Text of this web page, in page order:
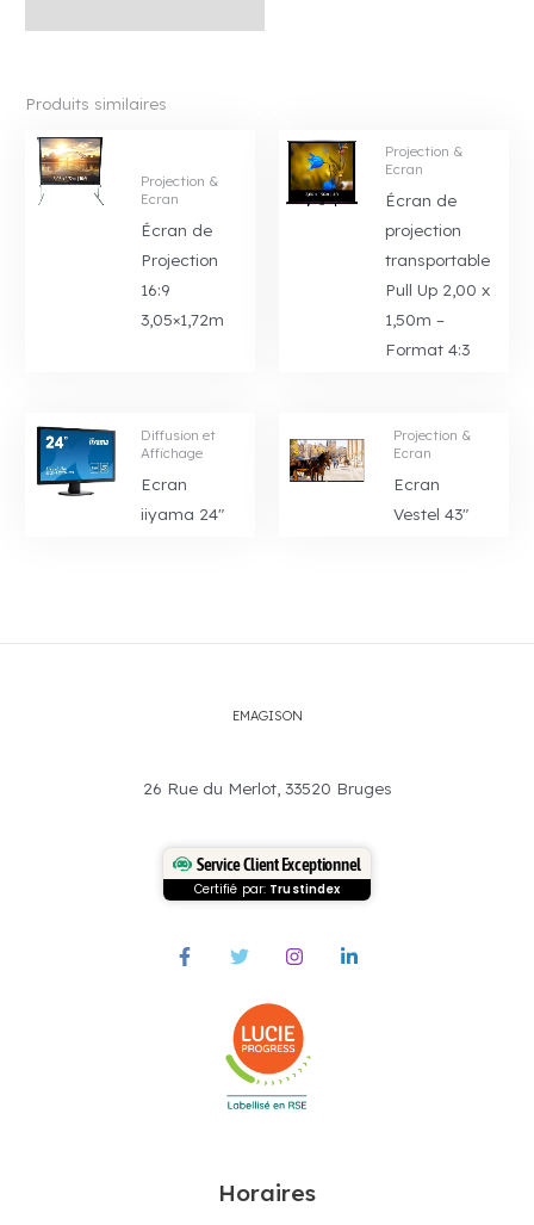
Produits similaires
Projection &
Ecran
Écran de
Projection
16:9
3,05×1,72m
Projection &
Ecran
Écran de
projection
transportable
Pull Up 2,00 x
1,50m –
Format 4:3
Diffusion et
Affichage
Ecran
iiyama 24″
Projection &
Ecran
Ecran
Vestel 43″
EMAGISON
26 Rue du Merlot, 33520 Bruges
Service Client Exceptionnel
Certifié par: Trustindex
Horaires